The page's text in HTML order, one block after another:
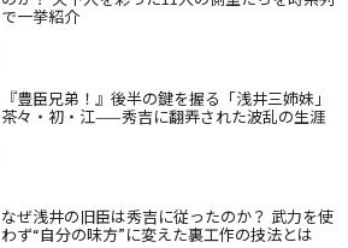
で一挙紹介
『豊臣兄弟！』後半の鍵を握る「浅井三姉妹」
茶々・初・江——秀吉に翻弄された波乱の生涯
なぜ浅井の旧臣は秀吉に従ったのか？ 武力を使
わず“自分の味方”に変えた裏工作の技法とは